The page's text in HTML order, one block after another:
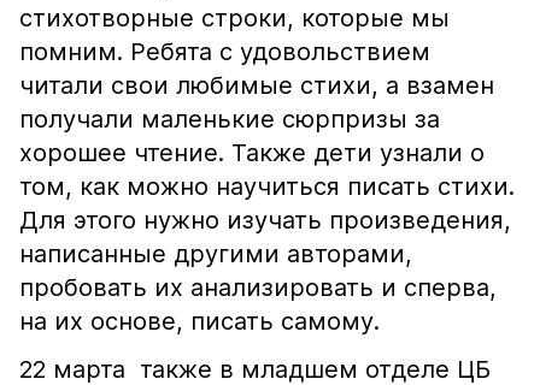
стихотворные строки, которые мы
помним. Ребята с удовольствием
читали свои любимые стихи, а взамен
получали маленькие сюрпризы за
хорошее чтение. Также дети узнали о
том, как можно научиться писать стихи.
Для этого нужно изучать произведения,
написанные другими авторами,
пробовать их анализировать и сперва,
на их основе, писать самому.
22 марта также в младшем отделе ЦБ